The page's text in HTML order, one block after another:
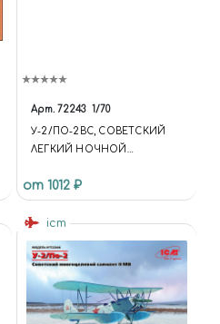
Арт. 72243 1/70
У-2/ПО-2ВС, СОВЕТСКИЙ
ЛЕГКИЙ НОЧНОЙ
от 1012 ₽
icm